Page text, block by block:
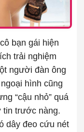
bạn gái hiện
trải nghiệm
người đàn ông
hình cũng
“cậu nhỏ” quá
tin trước nàng.
dây đeo cứu nét